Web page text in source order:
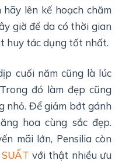
hãy lên kế hoạch chăm
giờ để da có thời gian
huy tác dụng tốt nhất.
cuối năm cũng là lúc
đó làm đẹp cũng
nhỏ. Để giảm bớt gánh
hoa cùng sắc đẹp.
mãi lớn, Pensilia còn
với thật nhiều ưu